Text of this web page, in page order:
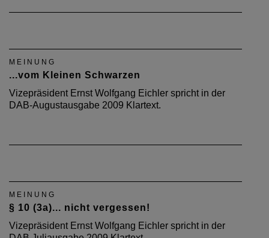
MEINUNG
...vom Kleinen Schwarzen
Vizepräsident Ernst Wolfgang Eichler spricht in der
DAB-Augustausgabe 2009 Klartext.
MEINUNG
§ 10 (3a)... nicht vergessen!
Vizepräsident Ernst Wolfgang Eichler spricht in der